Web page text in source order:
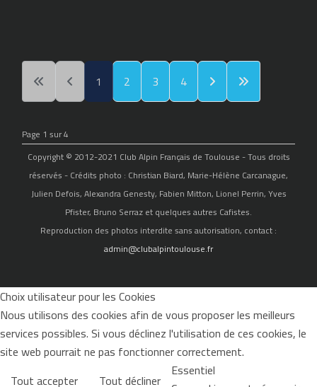
1 2 3 4
Page 1 sur 4
Copyright © 2012-2021 Club Alpin Français de Toulouse - Tous droits
réservés - Crédits photo : Christian Biard, Marie-Hélène Carcanague,
Julien Defois, Alexandra Genesty, Fabien Mitton, Lionel Perrin, Yves
Pfister, Bruno Serraz et quelques autres Cafistes.
Reproduction des photos interdite sans autorisation, contact :
admin@clubalpintoulouse.fr
Choix utilisateur pour les Cookies
Nous utilisons des cookies afin de vous proposer les meilleurs
services possibles. Si vous déclinez l'utilisation de ces cookies, le
site web pourrait ne pas fonctionner correctement.
Tout accepter
Tout décliner Essentiel